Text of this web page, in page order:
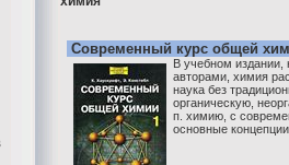
Современный курс общей
В учебном издании,
авторами, химия
наука без
органическую,
п. химию, с
основные